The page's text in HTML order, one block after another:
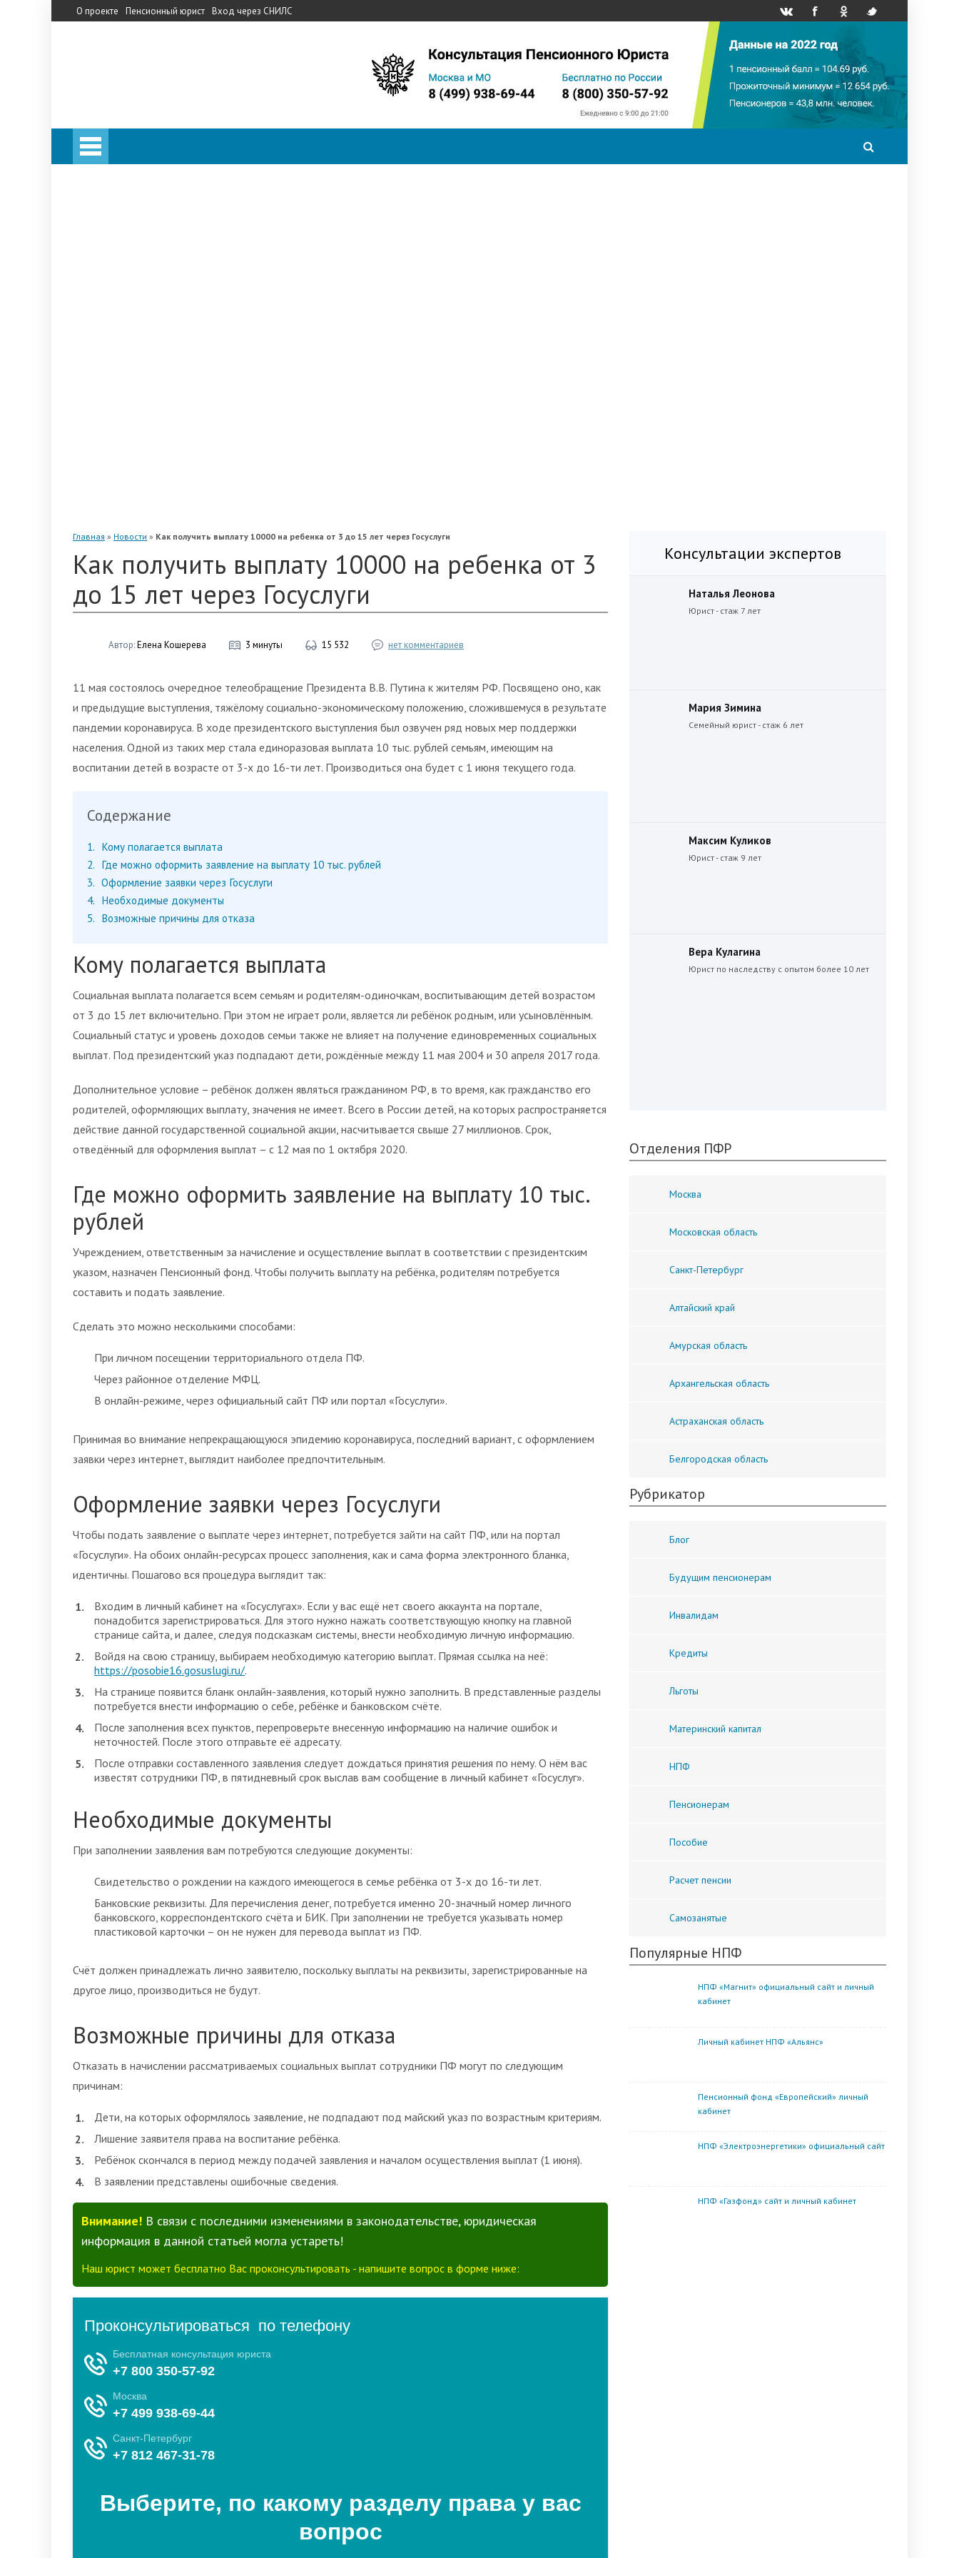
О проекте Пенсионный юрист Вход через СНИЛС
Главная » Новости » Как получить выплату 10000 на ребенка от 3 до 15 лет через Госуслуги
Как получить выплату 10000 на ребенка от 3
до 15 лет через Госуслуги
Автор:Елена Кошерева 3 минуты 15 532 нет комментариев
11 мая состоялось очередное телеобращение Президента В.В. Путина к жителям РФ. Посвящено оно, как
и предыдущие выступления, тяжёлому социально-экономическому положению, сложившемуся в результате
пандемии коронавируса. В ходе президентского выступления был озвучен ряд новых мер поддержки
населения. Одной из таких мер стала единоразовая выплата 10 тыс. рублей семьям, имеющим на
воспитании детей в возрасте от 3-х до 16-ти лет. Производиться она будет с 1 июня текущего года.
Содержание
1
Кому полагается выплата
2
Где можно оформить заявление на выплату 10 тыс. рублей
3
Оформление заявки через Госуслуги
4
Необходимые документы
5
Возможные причины для отказа
Кому полагается выплата
Социальная выплата полагается всем семьям и родителям-одиночкам, воспитывающим детей возрастом
от 3 до 15 лет включительно. При этом не играет роли, является ли ребёнок родным, или усыновлённым.
Социальный статус и уровень доходов семьи также не влияет на получение единовременных социальных
выплат. Под президентский указ подпадают дети, рождённые между 11 мая 2004 и 30 апреля 2017 года.
Дополнительное условие – ребёнок должен являться гражданином РФ, в то время, как гражданство его
родителей, оформляющих выплату, значения не имеет. Всего в России детей, на которых распространяется
действие данной государственной социальной акции, насчитывается свыше 27 миллионов. Срок,
отведённый для оформления выплат – с 12 мая по 1 октября 2020.
Где можно оформить заявление на выплату 10 тыс.
рублей
Учреждением, ответственным за начисление и осуществление выплат в соответствии с президентским
указом, назначен Пенсионный фонд. Чтобы получить выплату на ребёнка, родителям потребуется
составить и подать заявление.
Сделать это можно несколькими способами:
При личном посещении территориального отдела ПФ.
Через районное отделение МФЦ.
В онлайн-режиме, через официальный сайт ПФ или портал «Госуслуги».
Принимая во внимание непрекращающуюся эпидемию коронавируса, последний вариант, с оформлением
заявки через интернет, выглядит наиболее предпочтительным.
Оформление заявки через Госуслуги
Чтобы подать заявление о выплате через интернет, потребуется зайти на сайт ПФ, или на портал
«Госуслуги». На обоих онлайн-ресурсах процесс заполнения, как и сама форма электронного бланка,
идентичны. Пошагово вся процедура выглядит так:
Входим в личный кабинет на «Госуслугах». Если у вас ещё нет своего аккаунта на портале,
понадобится зарегистрироваться. Для этого нужно нажать соответствующую кнопку на главной
странице сайта, и далее, следуя подсказкам системы, внести необходимую личную информацию.
Войдя на свою страницу, выбираем необходимую категорию выплат. Прямая ссылка на неё:
https://posobie16.gosuslugi.ru/.
На странице появится бланк онлайн-заявления, который нужно заполнить. В представленные разделы
потребуется внести информацию о себе, ребёнке и банковском счёте.
После заполнения всех пунктов, перепроверьте внесенную информацию на наличие ошибок и
неточностей. После этого отправьте её адресату.
После отправки составленного заявления следует дождаться принятия решения по нему. О нём вас
известят сотрудники ПФ, в пятидневный срок выслав вам сообщение в личный кабинет «Госуслуг».
Необходимые документы
При заполнении заявления вам потребуются следующие документы:
Свидетельство о рождении на каждого имеющегося в семье ребёнка от 3-х до 16-ти лет.
Банковские реквизиты. Для перечисления денег, потребуется именно 20-значный номер личного
банковского, корреспондентского счёта и БИК. При заполнении не требуется указывать номер
пластиковой карточки – он не нужен для перевода выплат из ПФ.
Счёт должен принадлежать лично заявителю, поскольку выплаты на реквизиты, зарегистрированные на
другое лицо, производиться не будут.
Возможные причины для отказа
Отказать в начислении рассматриваемых социальных выплат сотрудники ПФ могут по следующим
причинам:
Дети, на которых оформлялось заявление, не подпадают под майский указ по возрастным критериям.
Лишение заявителя права на воспитание ребёнка.
Ребёнок скончался в период между подачей заявления и началом осуществления выплат (1 июня).
В заявлении представлены ошибочные сведения.
Внимание! В связи с последними изменениями в законодательстве, юридическая
информация в данной статьей могла устареть!
Наш юрист может бесплатно Вас проконсультировать - напишите вопрос в форме ниже:
Консультации экспертов
Наталья Леонова
Юрист - стаж 7 лет
Мария Зимина
Семейный юрист - стаж 6 лет
Максим Куликов
Юрист - стаж 9 лет
Вера Кулагина
Юрист по наследству с опытом более 10 лет
Отделения ПФР
Москва
Московская область
Санкт-Петербург
Алтайский край
Амурская область
Архангельская область
Астраханская область
Белгородская область
Рубрикатор
Блог
Будущим пенсионерам
Инвалидам
Кредиты
Льготы
Материнский капитал
НПФ
Пенсионерам
Пособие
Расчет пенсии
Самозанятые
Популярные НПФ
НПФ «Магнит» официальный сайт и личный
кабинет
Личный кабинет НПФ «Альянс»
Пенсионный фонд «Европейский» личный
кабинет
НПФ «Электроэнергетики» официальный сайт
НПФ «Газфонд» сайт и личный кабинет